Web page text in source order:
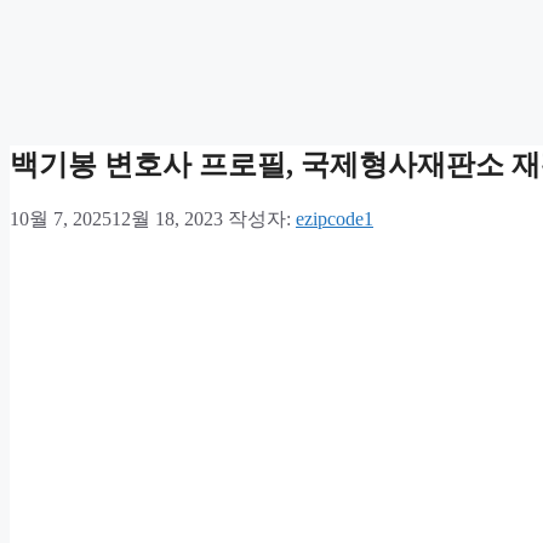
백기봉 변호사 프로필, 국제형사재판소
10월 7, 202512월 18, 2023 작성자: ezipcode1